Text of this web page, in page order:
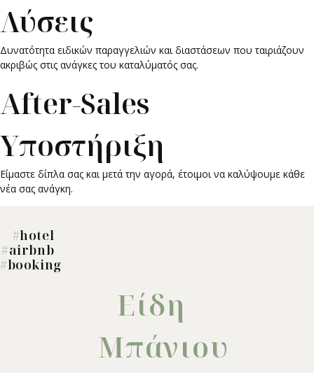
Λύσεις
Δυνατότητα ειδικών παραγγελιών και διαστάσεων που ταιριάζουν
ακριβώς στις ανάγκες του καταλύματός σας.
After-Sales
Υποστήριξη
Είμαστε δίπλα σας και μετά την αγορά, έτοιμοι να καλύψουμε κάθε
νέα σας ανάγκη.
#hotel
#airbnb
#booking
Είδη
Μπάνιου